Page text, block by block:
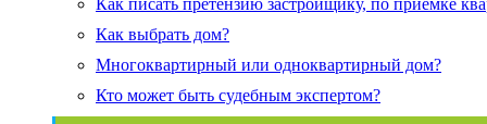
Как выбрать дом?
Многоквартирный или одноквартирный дом?
Кто может быть судебным экспертом?